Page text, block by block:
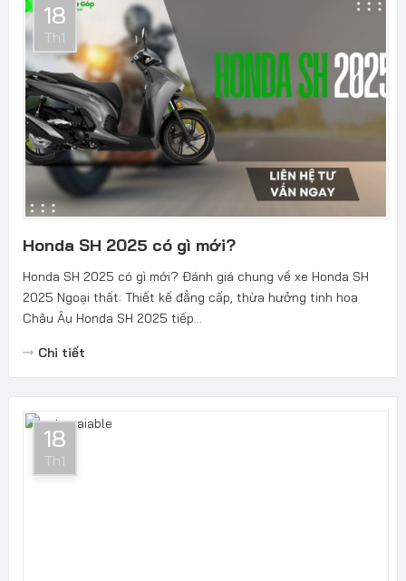
18
Th1
Honda SH 2025 có gì mới?
Honda SH 2025 có gì mới? Đánh giá chung về xe Honda SH
2025 Ngoại thất: Thiết kế đẳng cấp, thừa hưởng tinh hoa
Châu Âu Honda SH 2025 tiếp...
Chi tiết
18
Th1